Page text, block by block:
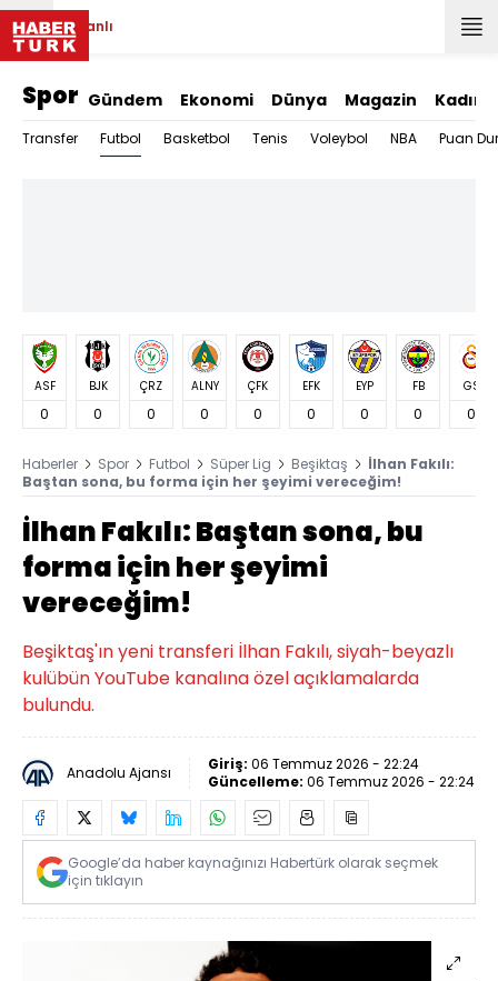
Canlı
Spor Gündem Ekonomi Dünya Magazin Kadın
Transfer Futbol Basketbol Tenis Voleybol NBA Puan
ASF
0
BJK
0
ÇRZ
0
ALNY
0
ÇFK
0
EFK
0
EYP
0
FB
0
GS
0
Haberler Spor Futbol Süper Lig Beşiktaş
İlhan Fakılı:
Baştan sona, bu forma için her şeyimi vereceğim!
İlhan Fakılı: Baştan sona, bu
forma için her şeyimi
vereceğim!
Beşiktaş'ın yeni transferi İlhan Fakılı, siyah-beyazlı
kulübün YouTube kanalına özel açıklamalarda
bulundu.
Anadolu Ajansı Giriş: 06 Temmuz 2026 - 22:24
Güncelleme: 06 Temmuz 2026 - 22:24
Google’da haber kaynağınızı Habertürk olarak seçmek
için tıklayın